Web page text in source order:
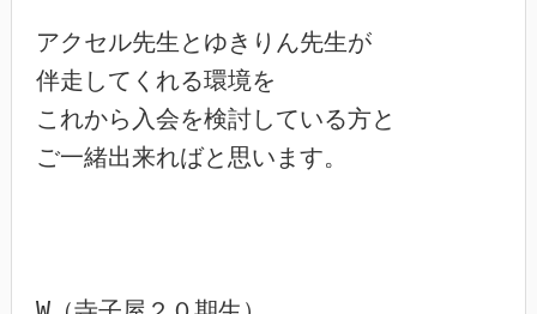
アクセル先生とゆきりん先生が
伴走してくれる環境を
これから入会を検討している方と
ご一緒出来ればと思います。